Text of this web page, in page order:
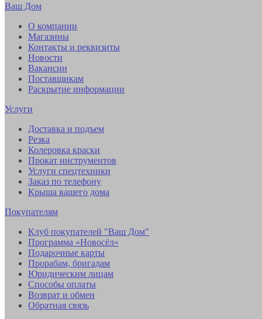
Ваш Дом
О компании
Магазины
Контакты и реквизиты
Новости
Вакансии
Поставщикам
Раскрытие информации
Услуги
Доставка и подъем
Резка
Колеровка краски
Прокат инструментов
Услуги спецтехники
Заказ по телефону
Крыша вашего дома
Покупателям
Клуб покупателей "Ваш Дом"
Программа «Новосёл»
Подарочные карты
Прорабам, бригадам
Юридическим лицам
Способы оплаты
Возврат и обмен
Обратная связь